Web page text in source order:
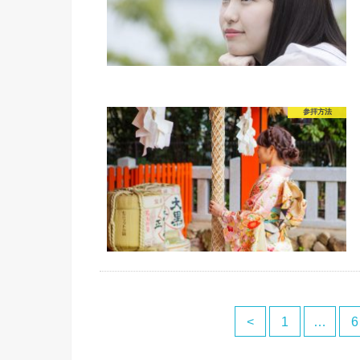
参拝方法
< 1 … 6